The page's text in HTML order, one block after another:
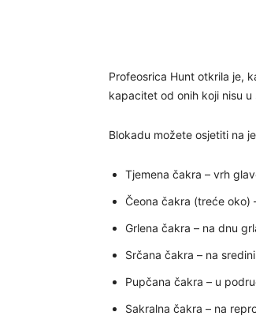
Profeosrica Hunt otkrila je,
kapacitet od onih koji nisu
Blokadu možete osjetiti na
Tjemena čakra – vrh
Čeona čakra (treće oko)
Grlena čakra – na dnu
Srčana čakra – na
Pupčana čakra – u
Sakralna čakra – na